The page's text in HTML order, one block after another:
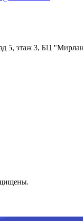
5, этаж 3, БЦ